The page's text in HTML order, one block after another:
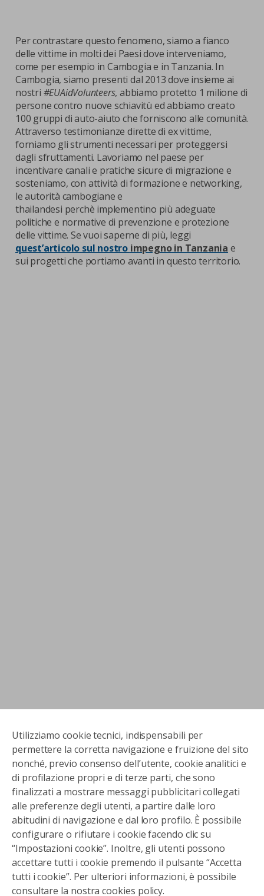
Utilizziamo cookie tecnici, indispensabili per
permettere la corretta navigazione e fruizione del sito
nonché, previo consenso dell’utente, cookie analitici e
di profilazione propri e di terze parti, che sono
finalizzati a mostrare messaggi pubblicitari collegati
alle preferenze degli utenti, a partire dalle loro
abitudini di navigazione e dal loro profilo. È possibile
configurare o rifiutare i cookie facendo clic su
“Impostazioni cookie”. Inoltre, gli utenti possono
accettare tutti i cookie premendo il pulsante “Accetta
tutti i cookie”. Per ulteriori informazioni, è possibile
consultare la nostra cookies policy.
Per contrastare questo fenomeno, siamo a fianco
delle vittime in molti dei Paesi dove interveniamo,
come per esempio in Cambogia e in Tanzania. In
Cambogia, siamo presenti dal 2013 dove insieme ai
nostri #EUAidVolunteers, abbiamo protetto 1 milione di
persone contro nuove schiavitù ed abbiamo creato
100 gruppi di auto-aiuto che forniscono alle comunità.
Attraverso testimonianze dirette di ex vittime,
forniamo gli strumenti necessari per proteggersi
dagli sfruttamenti. Lavoriamo nel paese per
incentivare canali e pratiche sicure di migrazione e
sosteniamo, con attività di formazione e networking,
le autorità cambogiane e
thailandesi perchè implementino più adeguate
politiche e normative di prevenzione e protezione
delle vittime. Se vuoi saperne di più, leggi
quest’articolo sul nostro impegno in Tanzania e
sui progetti che portiamo avanti in questo territorio.